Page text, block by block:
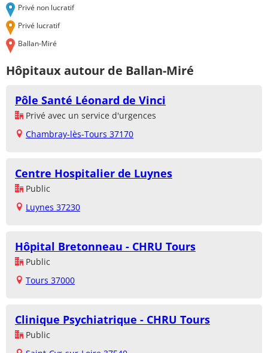
Privé non lucratif
Privé lucratif
Ballan-Miré
Hôpitaux autour de Ballan-Miré
Pôle Santé Léonard de Vinci
Privé avec un service d'urgences
Chambray-lès-Tours 37170
Centre Hospitalier de Luynes
Public
Luynes 37230
Hôpital Bretonneau - CHRU Tours
Public
Tours 37000
Clinique Psychiatrique - CHRU Tours
Public